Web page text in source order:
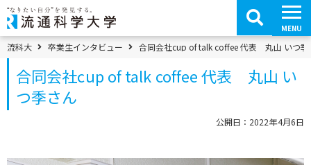
コ
ン
テ
ン
ツ
へ
移
MENU
パンくずメニュー
流科大 卒業生インタビュー 合同会社cup of talk coffee 代表 丸山 いつ季
合同会社cup of talk coffee 代表 丸山 い
つ季さん
公開日：2022年4月6日